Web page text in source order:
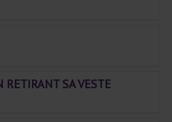
RETIRANT SA VESTE